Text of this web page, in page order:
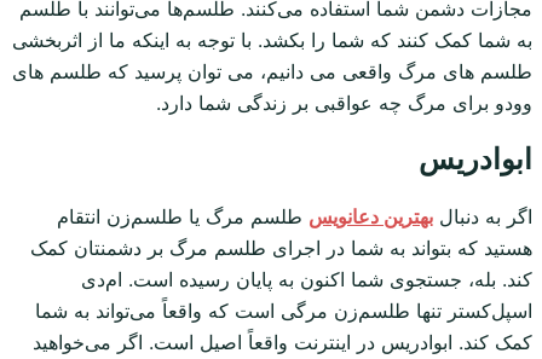
مجازات دشمن شما استفاده می‌کنند. طلسم‌ها می‌توانند با طلسم
به شما کمک کنند که شما را بکشد. با توجه به اینکه ما از اثربخشی
طلسم های مرگ واقعی می دانیم، می توان پرسید که طلسم های
وودو برای مرگ چه عواقبی بر زندگی شما دارد.
ابوادریس
اگر به دنبال بهترین دعانویس طلسم مرگ یا طلسم‌زن انتقام
هستید که بتواند به شما در اجرای طلسم مرگ بر دشمنتان کمک
کند. بله، جستجوی شما اکنون به پایان رسیده است. ام‌دی
اسپل‌کستر تنها طلسم‌زن مرگی است که واقعاً می‌تواند به شما
کمک کند. ابوادریس در اینترنت واقعاً اصیل است. اگر می‌خواهید